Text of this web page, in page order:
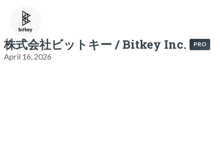
株式会社ビットキー / Bitkey Inc. PRO
April 16, 2026